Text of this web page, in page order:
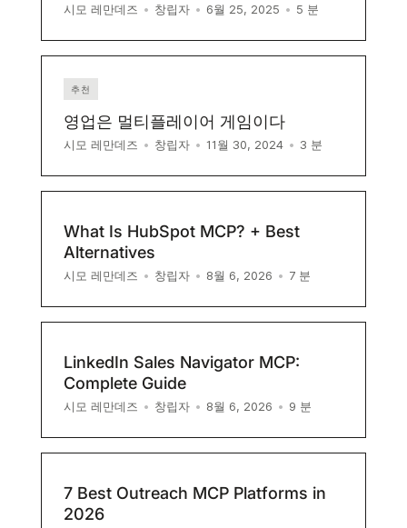
시모 레만데즈 • 창립자 • 6월 25, 2025 • 5 분
추천
영업은 멀티플레이어 게임이다
시모 레만데즈 • 창립자 • 11월 30, 2024 • 3 분
What Is HubSpot MCP? + Best
Alternatives
시모 레만데즈 • 창립자 • 8월 6, 2026 • 7 분
LinkedIn Sales Navigator MCP:
Complete Guide
시모 레만데즈 • 창립자 • 8월 6, 2026 • 9 분
7 Best Outreach MCP Platforms in
2026